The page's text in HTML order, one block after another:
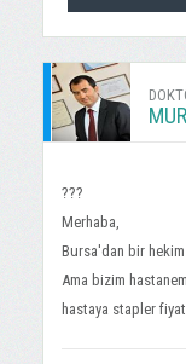
???
Merhaba,
Bursa'dan bir
Ama bizim
hastaya stapler